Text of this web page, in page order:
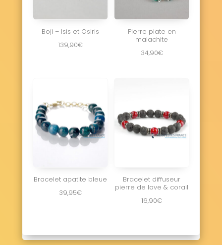
Boji – Isis et Osiris
139,90€
Pierre plate en
malachite
34,90€
Bracelet apatite bleue
39,95€
Bracelet diffuseur
pierre de lave & corail
16,90€